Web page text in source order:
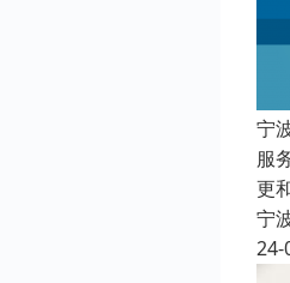
宁
服
更
宁
24-